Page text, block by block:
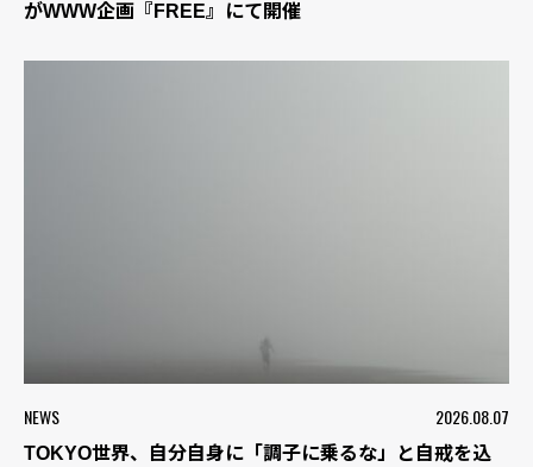
がWWW企画『FREE』にて開催
NEWS 2026.08.07
TOKYO世界、自分自身に「調子に乗るな」と自戒を込